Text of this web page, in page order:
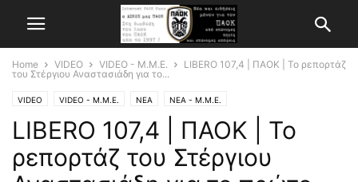
Home VIDEO VIDEO - Μ.Μ.Ε.
LIBERO 107,4 | ΠΑΟΚ | Το ρεπορτάζ
του Στέργιου Αναστασιάδη για το...
VIDEO VIDEO - Μ.Μ.Ε. ΝΕΑ ΝΕΑ - Μ.Μ.Ε.
LIBERO 107,4 | ΠΑΟΚ | Το
ρεπορτάζ του Στέργιου